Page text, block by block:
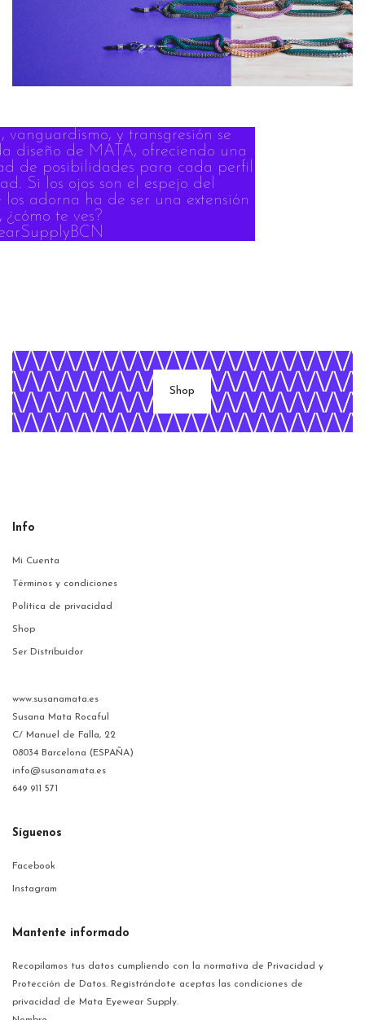
vanguardismo, y transgresión se
diseño de MATA, ofreciendo una
de posibilidades para cada perfil
Si los ojos son el espejo del
adorna ha de ser una extensión
te ves?
Shop
Info
Mi Cuenta
Términos y condiciones
Política de privacidad
Shop
Ser Distribuidor
www.susanamata.es
Susana Mata Rocaful
C/ Manuel de Falla, 22
08034 Barcelona (ESPAÑA)
info@susanamata.es
649 911 571
Síguenos
Facebook
Instagram
Mantente informado
Recopilamos tus datos cumpliendo con la normativa de Privacidad y
Protección de Datos. Registrándote aceptas las condiciones de
privacidad de Mata Eyewear Supply.